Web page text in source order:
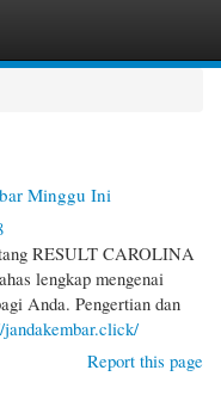
Minggu Ini
RESULT CAROLINA
lengkap mengenai
Anda. Pengertian dan
jandakembar.click/
Report this page